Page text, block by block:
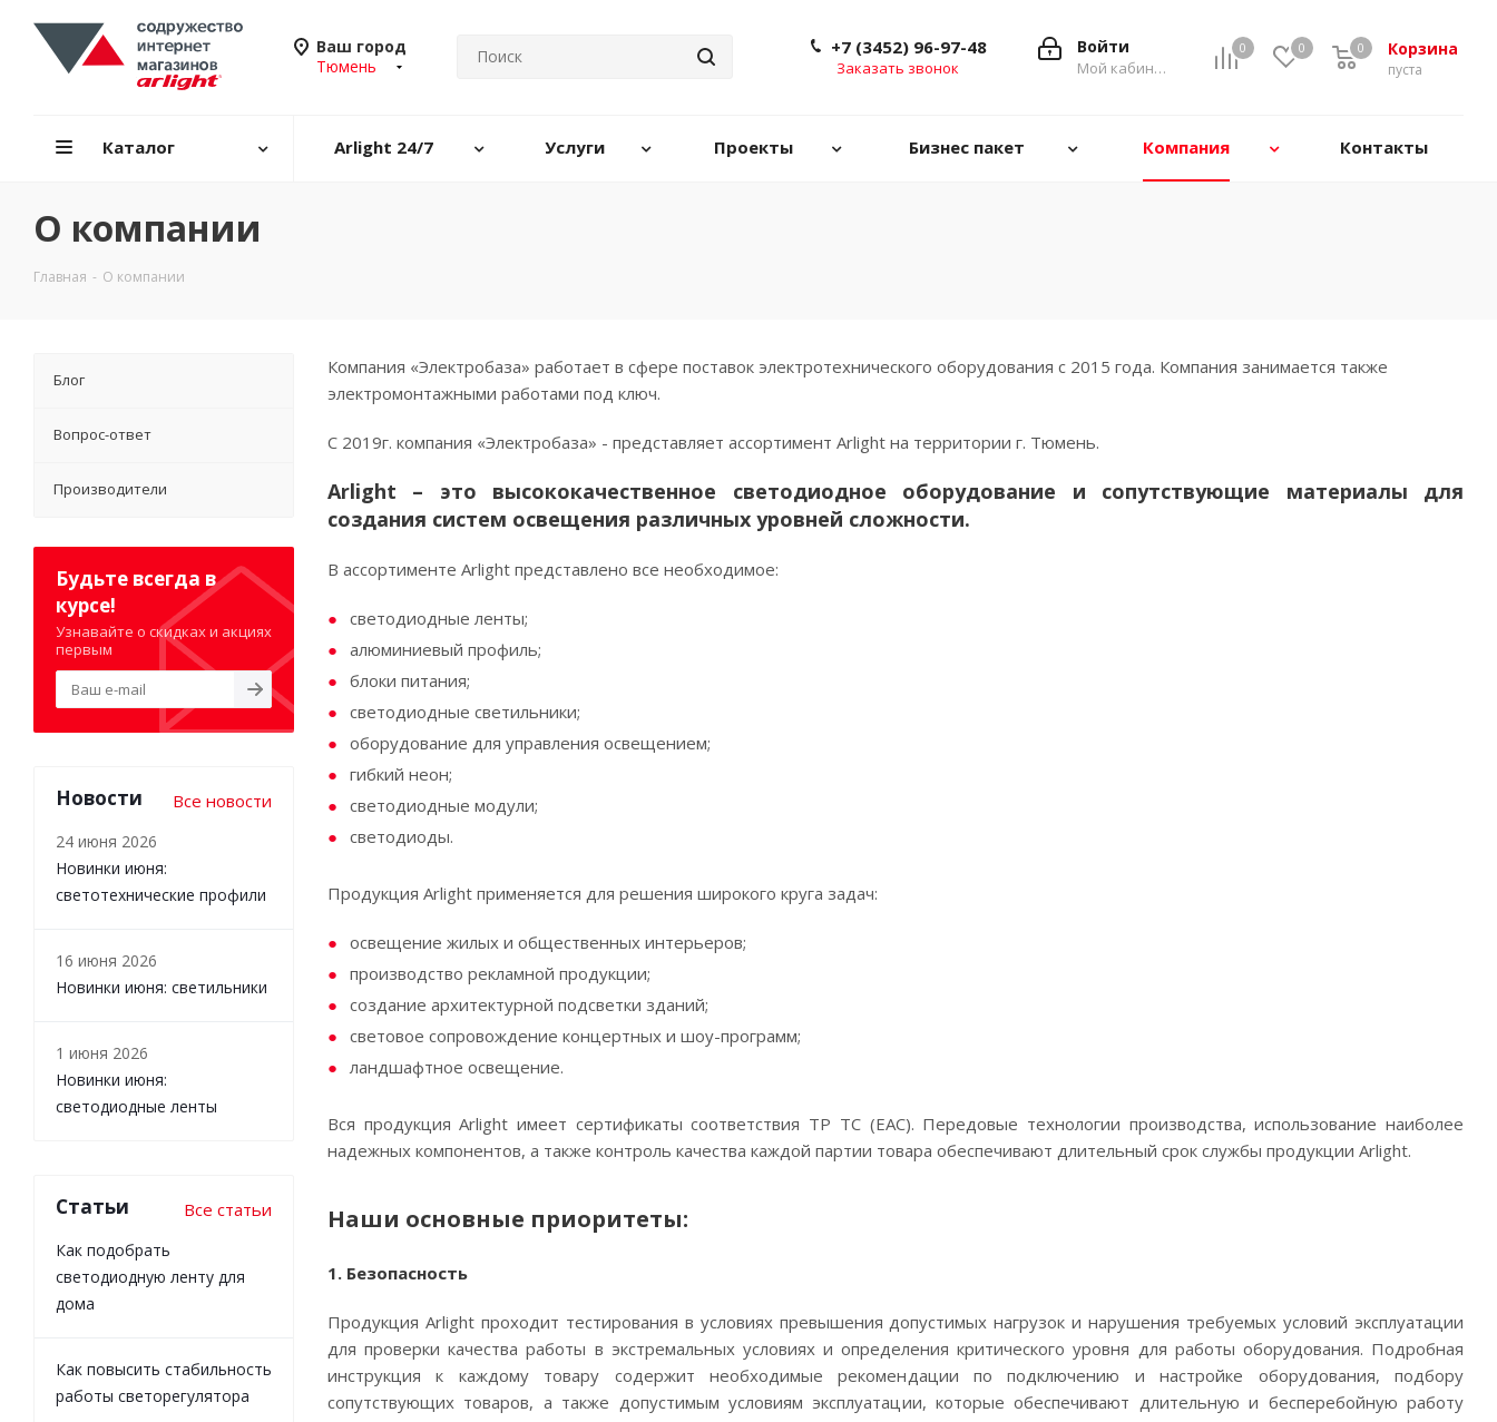
Ваш город
Тюмень
0 0 Корзина
0
пуста
0
Войти
Мой кабинет
+7 (3452) 96-97-48
Заказать звонок
Каталог Arlight 24/7 Услуги Проекты Бизнес пакет Компания Контакты
О компании
Главная - О компании
Компания «Электробаза» работает в сфере поставок электротехнического оборудования с 2015 года. Компания занимается также
электромонтажными работами под ключ.
С 2019г. компания «Электробаза» - представляет ассортимент Arlight на территории г. Тюмень.
Arlight – это высококачественное светодиодное оборудование и сопутствующие материалы для
создания систем освещения различных уровней сложности.
В ассортименте Аrlight представлено все необходимое:
светодиодные ленты;
алюминиевый профиль;
блоки питания;
светодиодные светильники;
оборудование для управления освещением;
гибкий неон;
светодиодные модули;
светодиоды.
Продукция Arlight применяется для решения широкого круга задач:
освещение жилых и общественных интерьеров;
производство рекламной продукции;
создание архитектурной подсветки зданий;
световое сопровождение концертных и шоу-программ;
ландшафтное освещение.
Вся продукция Аrlight имеет сертификаты соответствия ТР ТС (EAC). Передовые технологии производства, использование наиболее
надежных компонентов, а также контроль качества каждой партии товара обеспечивают длительный срок службы продукции Arlight.
Наши основные приоритеты:
1. Безопасность
Продукция Arlight проходит тестирования в условиях превышения допустимых нагрузок и нарушения требуемых условий эксплуатации
для проверки качества работы в экстремальных условиях и определения критического уровня для работы оборудования. Подробная
инструкция к каждому товару содержит необходимые рекомендации по подключению и настройке оборудования, подбору
сопутствующих товаров, а также допустимым условиям эксплуатации, которые обеспечивают длительную и бесперебойную работу
Блог
Вопрос-ответ
Производители
Будьте всегда в
курсе!
Узнавайте о скидках и акциях
первым
Новости Все новости
24 июня 2026
Новинки июня:
светотехнические профили
16 июня 2026
Новинки июня: светильники
1 июня 2026
Новинки июня:
светодиодные ленты
Статьи Все статьи
Как подобрать
светодиодную ленту для
дома
Как повысить стабильность
работы светорегулятора